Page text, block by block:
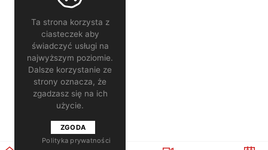
Ta strona korzysta z
ciasteczek aby
świadczyć usługi na
najwyższym poziomie.
Dalsze korzystanie ze
strony oznacza, że
zgadzasz się na ich
użycie.
ZGODA
Polityka prywatności